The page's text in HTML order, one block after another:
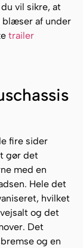
vil sikre, at
blæser af under
trailer
fire sider
gør det
med en
Hele det
hvilket
og det
Det
og en